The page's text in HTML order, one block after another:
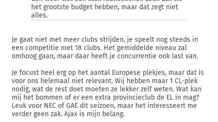
het grootste budget hebben, maar dat zegt niet
alles.
Je gaat niet met meer clubs strijden, je speelt nog steeds in
een competitie met 18 clubs. Het gemiddelde niveau zal
omhoog gaan, maar daar heeft je concurrentie ook last van.
Je focust heel erg op het aantal Europese plekjes, maar dat is
voor ons helemaal niet relevant. Wij hebben maar 1 CL-plek
nodig, wat de rest doet moeten ze lekker zelf weten. Wat kan
mij het bommen of er een extra provincieclub de EL in mag?
Leuk voor NEC of GAE dit seizoen, maar het interesseert me
verder geen zak. Ajax is mijn belang.